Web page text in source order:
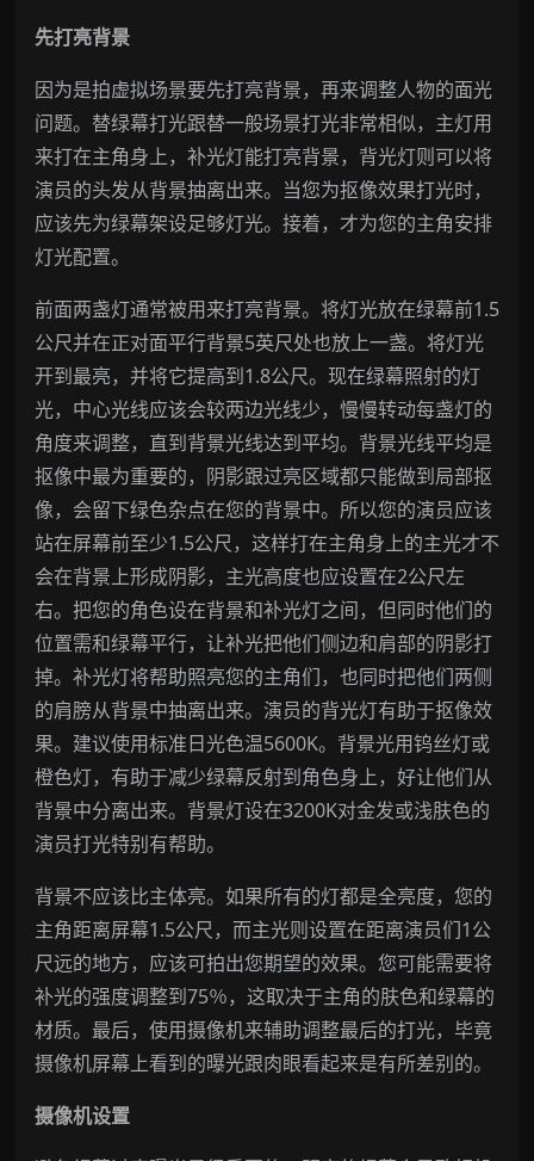
先打亮背景
因为是拍虚拟场景要先打亮背景，再来调整人物的面光
问题。替绿幕打光跟替一般场景打光非常相似，主灯用
来打在主角身上，补光灯能打亮背景，背光灯则可以将
演员的头发从背景抽离出来。当您为抠像效果打光时，
应该先为绿幕架设足够灯光。接着，才为您的主角安排
灯光配置。
前面两盏灯通常被用来打亮背景。将灯光放在绿幕前1.5
公尺并在正对面平行背景5英尺处也放上一盏。将灯光
开到最亮，并将它提高到1.8公尺。现在绿幕照射的灯
光，中心光线应该会较两边光线少，慢慢转动每盏灯的
角度来调整，直到背景光线达到平均。背景光线平均是
抠像中最为重要的，阴影跟过亮区域都只能做到局部抠
像，会留下绿色杂点在您的背景中。所以您的演员应该
站在屏幕前至少1.5公尺，这样打在主角身上的主光才不
会在背景上形成阴影，主光高度也应设置在2公尺左
右。把您的角色设在背景和补光灯之间，但同时他们的
位置需和绿幕平行，让补光把他们侧边和肩部的阴影打
掉。补光灯将帮助照亮您的主角们，也同时把他们两侧
的肩膀从背景中抽离出来。演员的背光灯有助于抠像效
果。建议使用标准日光色温5600K。背景光用钨丝灯或
橙色灯，有助于减少绿幕反射到角色身上，好让他们从
背景中分离出来。背景灯设在3200K对金发或浅肤色的
演员打光特别有帮助。
背景不应该比主体亮。如果所有的灯都是全亮度，您的
主角距离屏幕1.5公尺，而主光则设置在距离演员们1公
尺远的地方，应该可拍出您期望的效果。您可能需要将
补光的强度调整到75％，这取决于主角的肤色和绿幕的
材质。最后，使用摄像机来辅助调整最后的打光，毕竟
摄像机屏幕上看到的曝光跟肉眼看起来是有所差别的。
摄像机设置